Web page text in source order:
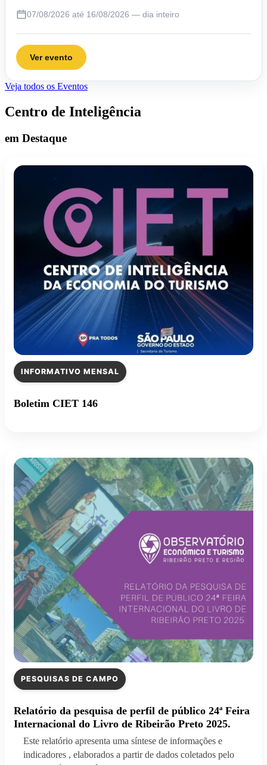
07/08/2026 até 16/08/2026 — dia inteiro
Ver evento
Veja todos os Eventos
Centro de Inteligência
em Destaque
INFORMATIVO MENSAL
Boletim CIET 146
PESQUISAS DE CAMPO
Relatório da pesquisa de perfil de público 24ª Feira
Internacional do Livro de Ribeirão Preto 2025.
Este relatório apresenta uma síntese de informações e
indicadores , elaborados a partir de dados coletados pelo